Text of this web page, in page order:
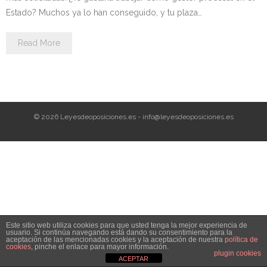
Personalidad Jurídica PROPIA
TIENDA Test PDF
2025
- OPOSICIÓN Gestión Procesal, turno libre – 2025
Estado? Muchos ya lo han conseguido, y tu plaza…
Read More
© 2026 Leyesdeoposiciones.es - info@leyesdeoposiciones.es
Este sitio web utiliza cookies para que usted tenga la mejor experiencia de
usuario. Si continúa navegando está dando su consentimiento para la
aceptación de las mencionadas cookies y la aceptación de nuestra política de
cookies, pinche el enlace para mayor información.
plugin cookies
ACEPTAR